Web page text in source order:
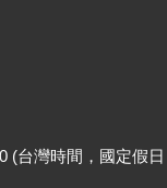
(台灣時間，國定假日